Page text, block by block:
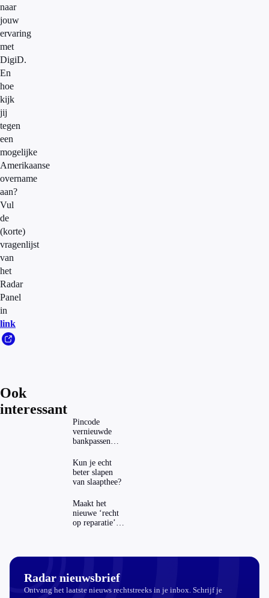
naar
jouw
ervaring
met
DigiD.
En
hoe
kijk
jij
tegen
een
mogelijke
Amerikaanse
overname
aan?
Vul
de
(korte)
vragenlijst
van
het
Radar
Panel
in
link
Ook
interessant
Pincode
vernieuwde
bankpassen
ING-app: is dat
wel veilig?
Kun je echt
beter slapen
van slaapthee?
Maakt het
nieuwe ‘recht
op reparatie’
Radar nieuwsbrief
Ontvang het laatste nieuws rechtstreeks in je inbox. Schrijf je